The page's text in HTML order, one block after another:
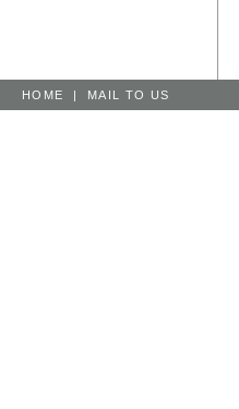
HOME | MAIL TO US